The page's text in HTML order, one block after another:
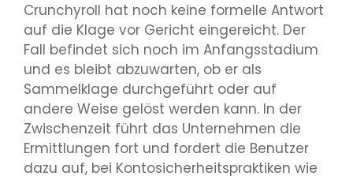
Crunchyroll hat noch keine formelle Antwort
auf die Klage vor Gericht eingereicht. Der
Fall befindet sich noch im Anfangsstadium
und es bleibt abzuwarten, ob er als
Sammelklage durchgeführt oder auf
andere Weise gelöst werden kann. In der
Zwischenzeit führt das Unternehmen die
Ermittlungen fort und fordert die Benutzer
dazu auf, bei Kontosicherheitspraktiken wie